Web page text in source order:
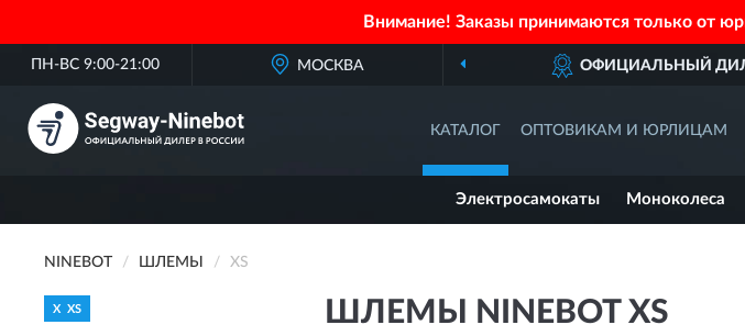
Внимание! Заказы принимаются только от
ПН-ВС 9:00-21:00 МОСКВА ОФИЦИАЛЬНЫЙ
КАТАЛОГ ОПТОВИКАМ И ЮРЛИЦАМ
Электросамокаты Моноколеса
NINEBOT ШЛЕМЫ XS
X XS ШЛЕМЫ NINEBOT XS